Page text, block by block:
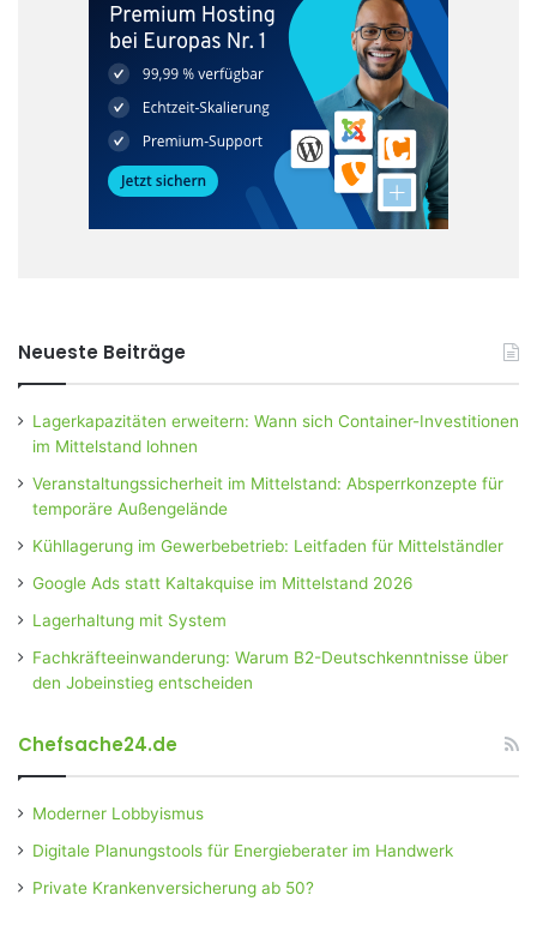
Neueste Beiträge
Lagerkapazitäten erweitern: Wann sich Container-Investitionen
im Mittelstand lohnen
Veranstaltungssicherheit im Mittelstand: Absperrkonzepte für
temporäre Außengelände
Kühllagerung im Gewerbebetrieb: Leitfaden für Mittelständler
Google Ads statt Kaltakquise im Mittelstand 2026
Lagerhaltung mit System
Fachkräfteeinwanderung: Warum B2-Deutschkenntnisse über
den Jobeinstieg entscheiden
Chefsache24.de
Moderner Lobbyismus
Digitale Planungstools für Energieberater im Handwerk
Private Krankenversicherung ab 50?